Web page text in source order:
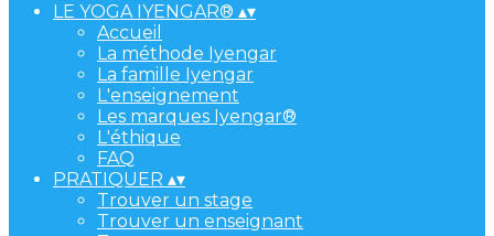
LE YOGA IYENGAR® ▴▾
Accueil
La méthode Iyengar
La famille Iyengar
L'enseignement
Les marques Iyengar®
L'éthique
FAQ
PRATIQUER ▴▾
Trouver un stage
Trouver un enseignant